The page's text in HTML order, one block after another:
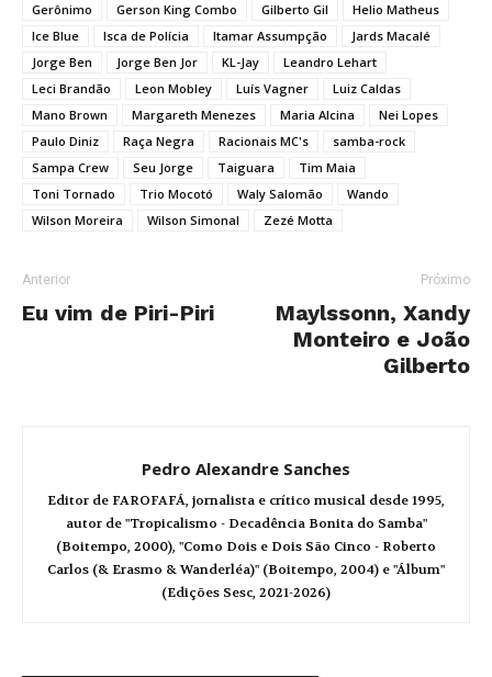
Gerônimo
Gerson King Combo Gilberto Gil
Helio Matheus
Ice Blue
Isca de Polícia Itamar Assumpção
Jards Macalé
Jorge Ben
Jorge Ben Jor KL-Jay
Leandro Lehart
Leci Brandão
Leon Mobley Luís Vagner
Luiz Caldas
Mano Brown
Margareth Menezes Maria Alcina
Nei Lopes
Paulo Diniz
Raça Negra Racionais MC's
samba-rock
Sampa Crew
Seu Jorge Taiguara
Tim Maia
Toni Tornado
Trio Mocotó Waly Salomão
Wando
Wilson Moreira
Wilson Simonal Zezé Motta
Anterior
Eu vim de Piri-Piri
Próximo
Maylssonn, Xandy
Monteiro e João
Gilberto
Pedro Alexandre Sanches
Editor de FAROFAFÁ, jornalista e crítico musical desde 1995,
autor de "Tropicalismo - Decadência Bonita do Samba"
(Boitempo, 2000), "Como Dois e Dois São Cinco - Roberto
Carlos (& Erasmo & Wanderléa)" (Boitempo, 2004) e "Álbum"
(Edições Sesc, 2021-2026)